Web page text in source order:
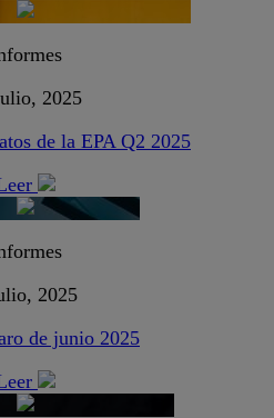
2025
de la EPA Q2 2025
2025
de junio 2025